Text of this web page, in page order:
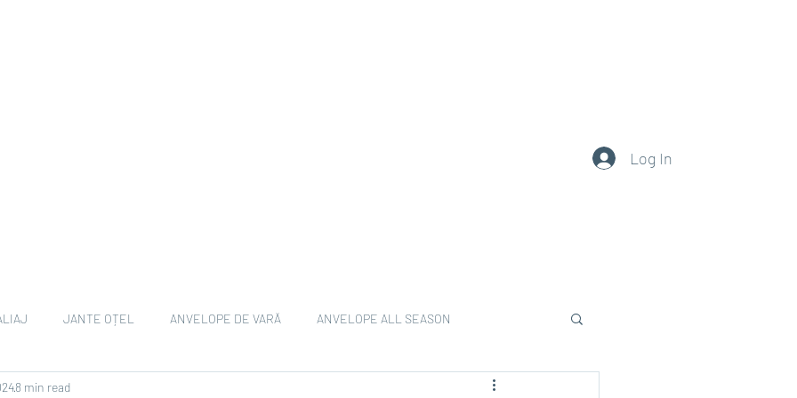
Log In
JANTE OȚEL ANVELOPE DE VARĂ ANVELOPE ALL SEASON
ANVELOPE EV
8 min read